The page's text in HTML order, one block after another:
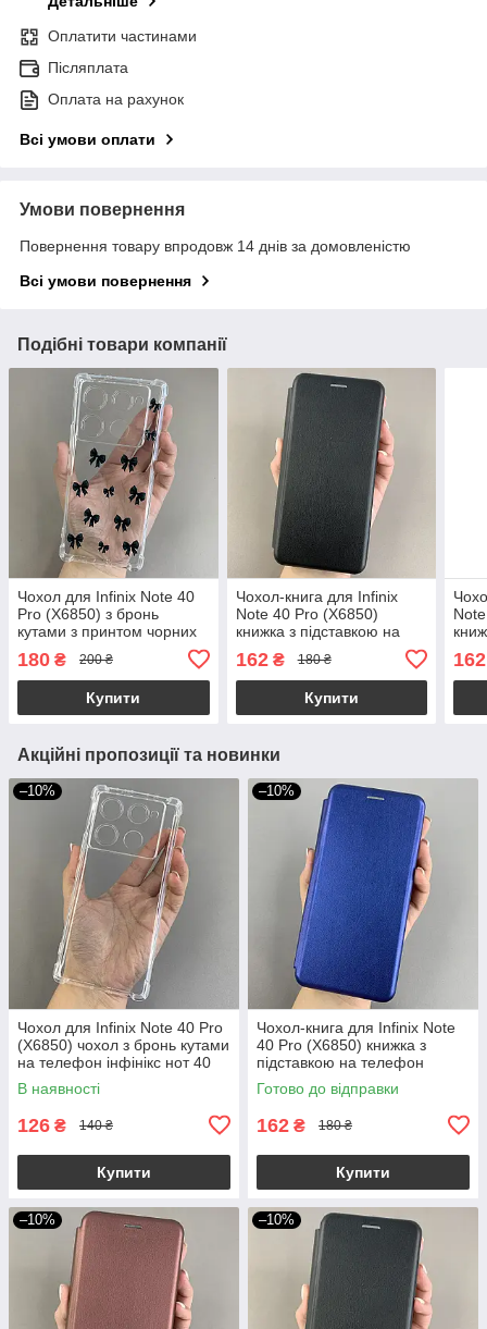
Оплатити частинами
Післяплата
Оплата на рахунок
Всі умови оплати
Умови повернення
Повернення товару впродовж 14 днів за домовленістю
Всі умови повернення
Подібні товари компанії
Чохол для Infinix Note 40
Pro (X6850) з бронь
кутами з принтом чорних
бантиків на інфінікс нот 40
про q03v
180 ₴ 200 ₴
Купити
Чохол-книга для Infinix
Note 40 Pro (X6850)
книжка з підставкою на
телефон інфінікс нот 40
про чорна stn
162₴ 180 ₴
Купити
про
162
Акційні пропозиції та новинки
–10%
Чохол для Infinix Note 40 Pro
(X6850) чохол з бронь кутами
на телефон інфінікс нот 40
про прозорий ttp
В наявності
126 ₴ 140 ₴
Купити
–10%
Чохол-книга для Infinix Note
40 Pro (X6850) книжка з
підставкою на телефон
інфінікс нот 40 про синя stn
Готово до відправки
162 ₴ 180 ₴
Купити
–10% –10%